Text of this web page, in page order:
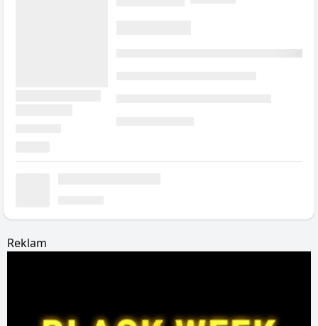
Reklam